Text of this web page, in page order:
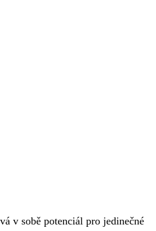
v sobě potenciál pro jedinečné